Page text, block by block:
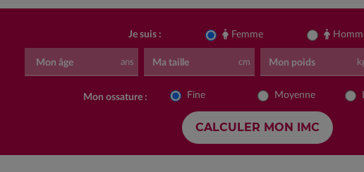
Je suis : Femme
Mon âge ans Ma taille cm Mon poids
Mon ossature : Fine Moyenne